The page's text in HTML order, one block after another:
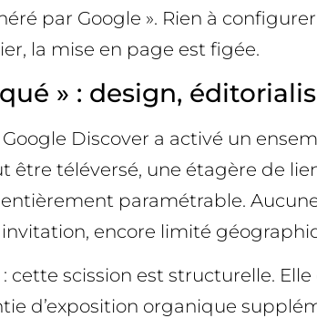
par Google ». Rien à
la mise en page est figée.
» : design,
Discover a activé un
téléversé, une étagère de
paramétrable.
encore limité
cette scission est structurelle.
d’exposition organique